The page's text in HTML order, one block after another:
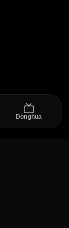
Donghua